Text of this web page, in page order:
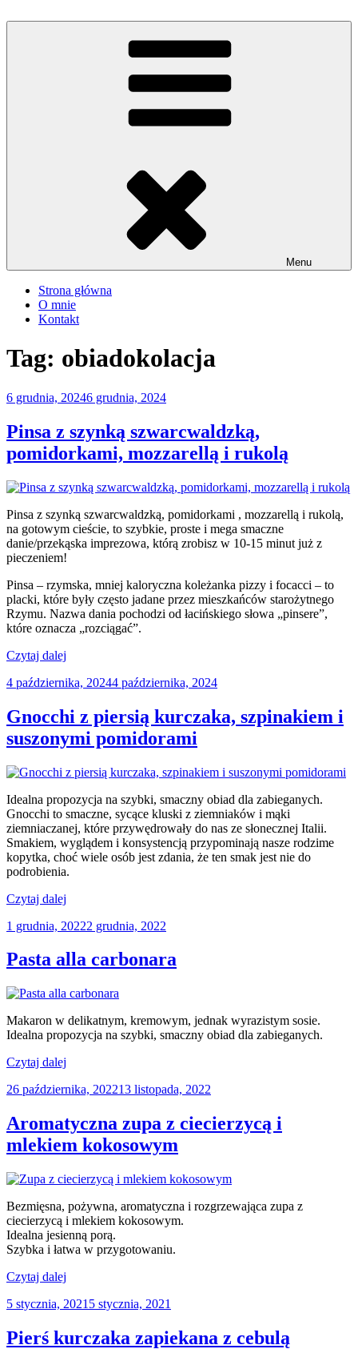
do
Menu
Strona główna
O mnie
Kontakt
Tag: obiadokolacja
Opublikowane
6 grudnia, 20246 grudnia, 2024
Pinsa z szynką szwarcwaldzką,
pomidorkami, mozzarellą i rukolą
Pinsa z szynką szwarcwaldzką, pomidorkami , mozzarellą i rukolą,
na gotowym cieście, to szybkie, proste i mega smaczne
danie/przekąska imprezowa, którą zrobisz w 10-15 minut już z
pieczeniem!
Pinsa – rzymska, mniej kaloryczna koleżanka pizzy i focacci – to
placki, które były często jadane przez mieszkańców starożytnego
Rzymu. Nazwa dania pochodzi od łacińskiego słowa „pinsere”,
które oznacza „rozciągać”.
Czytaj dalej
szynką
pomidorkami,
mozzarellą
i
Opublikowane
4 października, 20244 października, 2024
Gnocchi z piersią kurczaka, szpinakiem i
suszonymi pomidorami
Idealna propozycja na szybki, smaczny obiad dla zabieganych.
Gnocchi to smaczne, sycące kluski z ziemniaków i mąki
ziemniaczanej, które przywędrowały do nas ze słonecznej Italii.
Smakiem, wyglądem i konsystencją przypominają nasze rodzime
kopytka, choć wiele osób jest zdania, że ten smak jest nie do
podrobienia.
Czytaj dalej
piersią
szpinakiem
i
pomidorami”
Opublikowane
1 grudnia, 20222 grudnia, 2022
Pasta alla carbonara
Makaron w delikatnym, kremowym, jednak wyrazistym sosie.
Idealna propozycja na szybki, smaczny obiad dla zabieganych.
Czytaj dalej
carbonara”
Opublikowane
26 października, 202213 listopada, 2022
Aromatyczna zupa z ciecierzycą i
mlekiem kokosowym
Bezmięsna, pożywna, aromatyczna i rozgrzewająca zupa z
ciecierzycą i mlekiem kokosowym.
Idealna jesienną porą.
Szybka i łatwa w przygotowaniu.
Czytaj dalej
z
i
mlekiem
Opublikowane
5 stycznia, 2021 5 stycznia, 2021
Pierś kurczaka zapiekana z cebulą